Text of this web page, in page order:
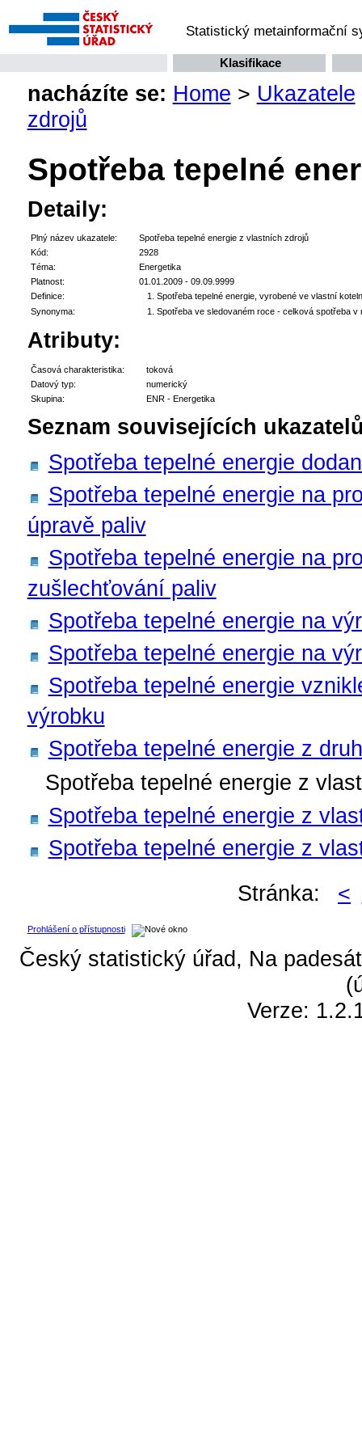
Statistický metainformační
Klasifikace
nacházíte se: Home > Ukazatele
zdrojů
Spotřeba tepelné
Detaily:
Plný název ukazatele:
Spotřeba tepelné energie z vlastních zdrojů
Kód:
2928
Téma:
Energetika
Platnost:
01.01.2009 - 09.09.9999
Definice:
Spotřeba tepelné energie, vyrobené ve vlastní
Synonyma:
Spotřeba ve sledovaném roce - celková spotřeba
Atributy:
Časová charakteristika:
toková
Datový typ:
numerický
Skupina:
ENR - Energetika
Seznam souvisejících
Spotřeba tepelné energie
Spotřeba tepelné energie na
úpravě paliv
Spotřeba tepelné energie na
zušlechťování paliv
Spotřeba tepelné energie na
Spotřeba tepelné energie na
Spotřeba tepelné energie
výrobku
Spotřeba tepelné energie z
Spotřeba tepelné energie z
Spotřeba tepelné energie z
Spotřeba tepelné energie z
Stránka:
<
Prohlášení o přístupnosti
Český statistický úřad, Na
Verze: